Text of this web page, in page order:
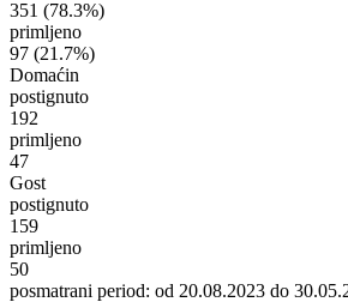
351 (78.3%)
primljeno
97 (21.7%)
Domaćin
postignuto
192
primljeno
47
Gost
postignuto
159
primljeno
50
posmatrani period: od 20.08.2023 do